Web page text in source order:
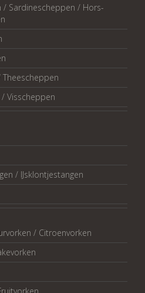
/ Sardinescheppen / Hors-
Visscheppen
/ IJsklontjestangen
/ Citroenvorken